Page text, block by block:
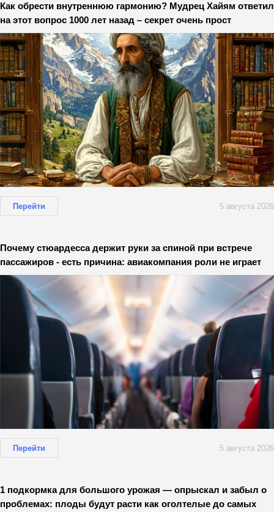
Как обрести внутреннюю гармонию? Мудрец Хайям ответил
на этот вопрос 1000 лет назад – секрет очень прост
Перейти 5 августа 2026
Почему стюардесса держит руки за спиной при встрече
пассажиров - есть причина: авиакомпания роли не играет
Перейти 5 августа 2026
1 подкормка для большого урожая — опрыскал и забыл о
проблемах: плоды будут расти как оголтелые до самых